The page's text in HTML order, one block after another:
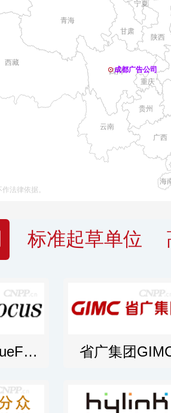
贵州
四川
青海
海
云南
广西
陕西
甘肃
重庆
宁夏
西藏
成都广告公司
法律依据。
标准起草单位
蓝色光标BlueFocus 省广集团